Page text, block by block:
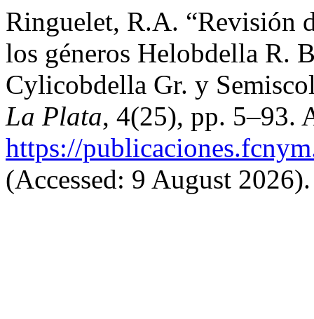
Ringuelet, R.A. “Revisión
los géneros Helobdella R.
Cylicobdella Gr. y
La Plata, 4(25), pp. 5–93.
https://
(Accessed: 9 August 2026).